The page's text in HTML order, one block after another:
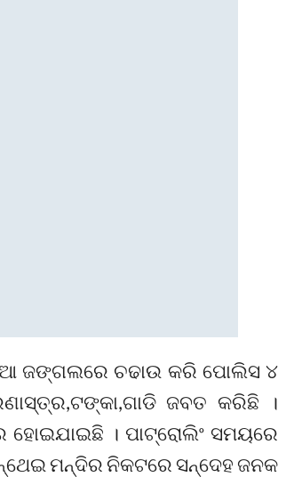
ଜଙ୍ଗଲରେ ଚଢାଉ କରି ପୋଲିସ ୪
ଜବତ କରିଛି ।
। ପାଟ୍ରୋଲିଂ ସମୟରେ
ମନ୍ଦିର ନିକଟରେ ସନ୍ଦେହ ଜନକ